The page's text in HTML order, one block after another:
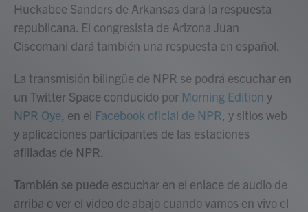
Huckabee Sanders de Arkansas dará la respuesta
republicana. El congresista de Arizona Juan
Ciscomani dará también una respuesta en español.
La transmisión bilingüe de NPR se podrá escuchar en
un Twitter Space conducido por Morning Edition y
NPR Oye, en el Facebook oficial de NPR, y sitios web
y aplicaciones participantes de las estaciones
afiliadas de NPR.
También se puede escuchar en el enlace de audio de
arriba o ver el video de abajo cuando vamos en vivo el